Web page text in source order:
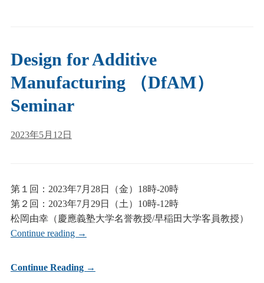
Design for Additive
Manufacturing （DfAM）
Seminar
2023年5月12日
第１回：2023年7月28日（金）18時-20時
第２回：2023年7月29日（土）10時-12時
松岡由幸（慶應義塾大学名誉教授/早稲田大学客員教授）
Continue reading →
Continue Reading →